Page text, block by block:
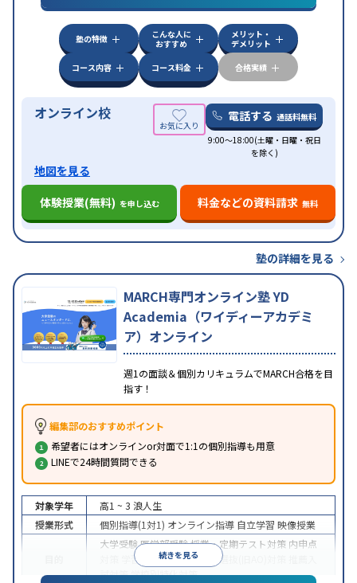
塾の特徴
こんな人に
おすすめ
メリット・
デメリット
コース内容
コース料金 合格実績
オンライン校 電話する 通話料無料
9:00～18:00(土曜・日曜・祝日
を除く)
地図を見る
体験授業(無料) を申し込む 料金などの資料請求 無料
塾の詳細を見る
MARCH専門オンライン塾 YD
Academia（ワイディーアカデミ
ア）オンライン
週1の面談＆個別カリキュラムでMARCH合格を目
指す！
編集部のおすすめポイント
希望者にはオンラインor対面で1:1の個別指導も用意
LINEで24時間質問できる
続きを見る
対象学年 高1 ~ 3 浪人生
授業形式
個別指導(1対1) オンライン指導 自立学習 映像授業
大学受験医学部受験授業・定期テスト対策 内申点
学習習慣の定着 総合型選抜(旧AO)対策
試対策学校別特化対策